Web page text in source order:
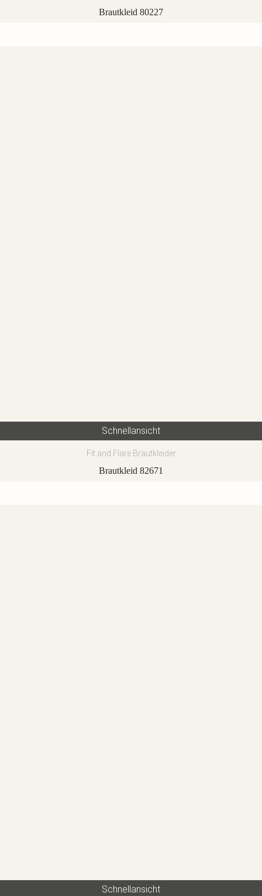
Brautkleid 80227
Schnellansicht
Fit and Flare Brautkleider
Brautkleid 82671
Schnellansicht